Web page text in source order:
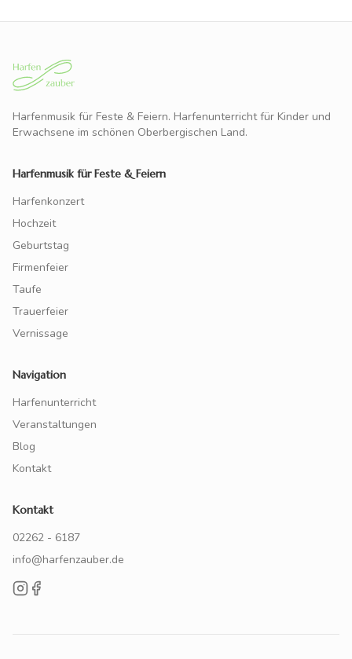
Harfenmusik für Feste & Feiern. Harfenunterricht für Kinder und
Erwachsene im schönen Oberbergischen Land.
Harfenmusik für Feste & Feiern
Harfenkonzert
Hochzeit
Geburtstag
Firmenfeier
Taufe
Trauerfeier
Vernissage
Navigation
Harfenunterricht
Veranstaltungen
Blog
Kontakt
Kontakt
02262 - 6187
info@harfenzauber.de